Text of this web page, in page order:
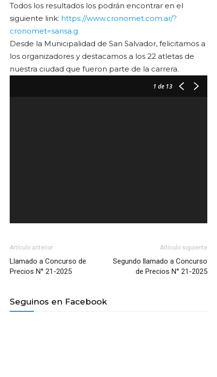
Todos los resultados los podrán encontrar en el
siguiente link: https://www.cronomet.com.ar/?
cronomet=sansa.g
Desde la Municipalidad de San Salvador, felicitamos a
los organizadores y destacamos a los 22 atletas de
nuestra ciudad que fueron parte de la carrera.
1 de 13
Artículo anterior
Llamado a Concurso de
Precios N° 21-2025
Artículo siguiente
Segundo llamado a Concurso
de Precios N° 21-2025
Seguinos en Facebook